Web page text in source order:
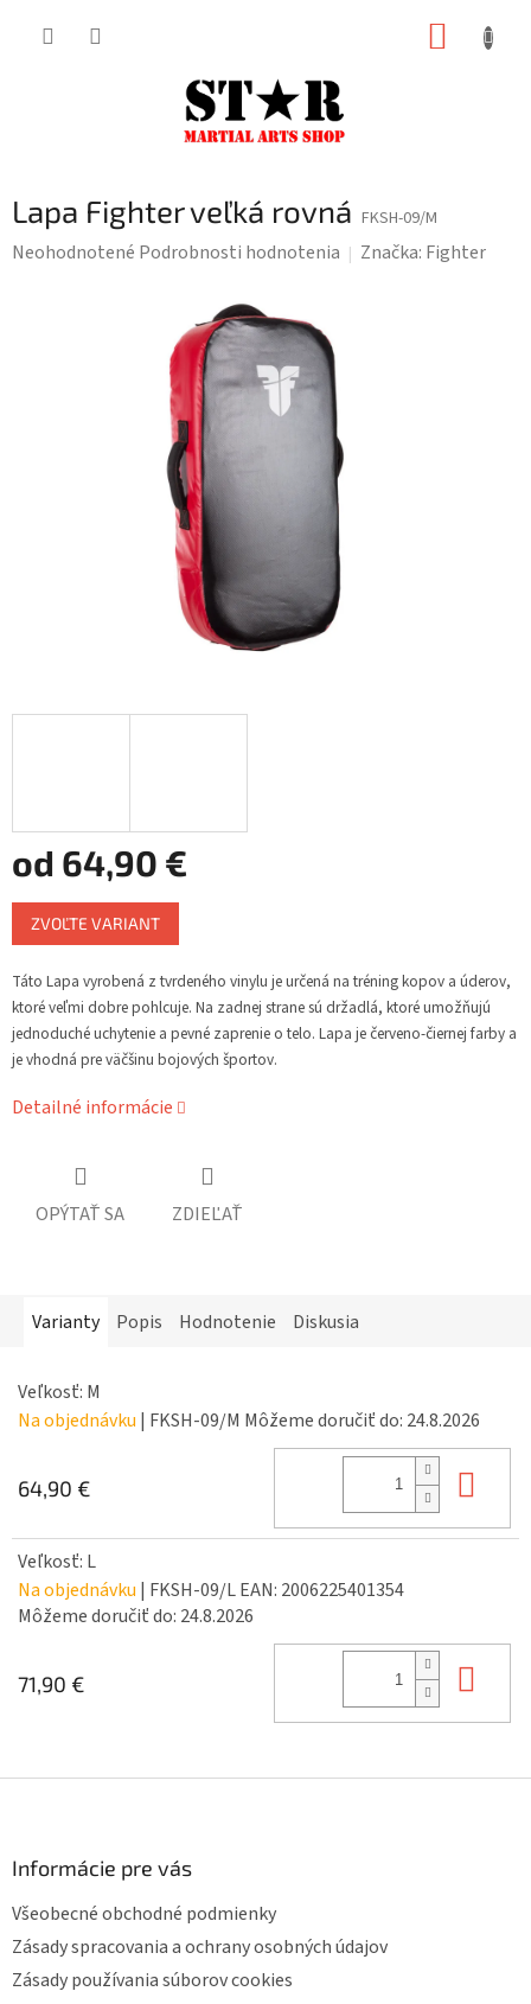
Lapa Fighter veľká rovná FKSH-09/M
Priemerné
Neohodnotené Podrobnosti hodnotenia Značka: Fighter
od 64,90 €
Jednotková
cena:
ZVOĽTE VARIANT
Táto Lapa vyrobená z tvrdeného vinylu je určená na tréning kopov a úderov,
ktoré veľmi dobre pohlcuje. Na zadnej strane sú držadlá, ktoré umožňujú
jednoduché uchytenie a pevné zaprenie o telo. Lapa je červeno-čiernej farby a
je vhodná pre väčšinu bojových športov.
Detailné informácie
OPÝTAŤ SA ZDIEĽAŤ
Varianty Popis Hodnotenie Diskusia
Veľkosť: M
Na objednávku | FKSH-09/M Môžeme doručiť do: 24.8.2026
64,90 €
Veľkosť: L
Na objednávku | FKSH-09/LEAN: 2006225401354
Môžeme doručiť do: 24.8.2026
71,90 €
Informácie pre vás
Všeobecné obchodné podmienky
Zásady spracovania a ochrany osobných údajov
Zásady používania súborov cookies